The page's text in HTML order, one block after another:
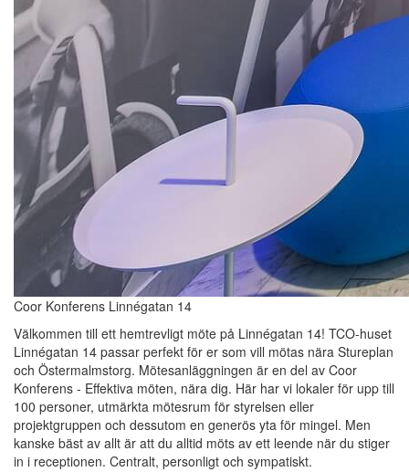
Coor Konferens Linnégatan 14
Välkommen till ett hemtrevligt möte på Linnégatan 14! TCO-huset
Linnégatan 14 passar perfekt för er som vill mötas nära Stureplan
och Östermalmstorg. Mötesanläggningen är en del av Coor
Konferens - Effektiva möten, nära dig. Här har vi lokaler för upp till
100 personer, utmärkta mötesrum för styrelsen eller
projektgruppen och dessutom en generös yta för mingel. Men
kanske bäst av allt är att du alltid möts av ett leende när du stiger
in i receptionen. Centralt, personligt och sympatiskt.